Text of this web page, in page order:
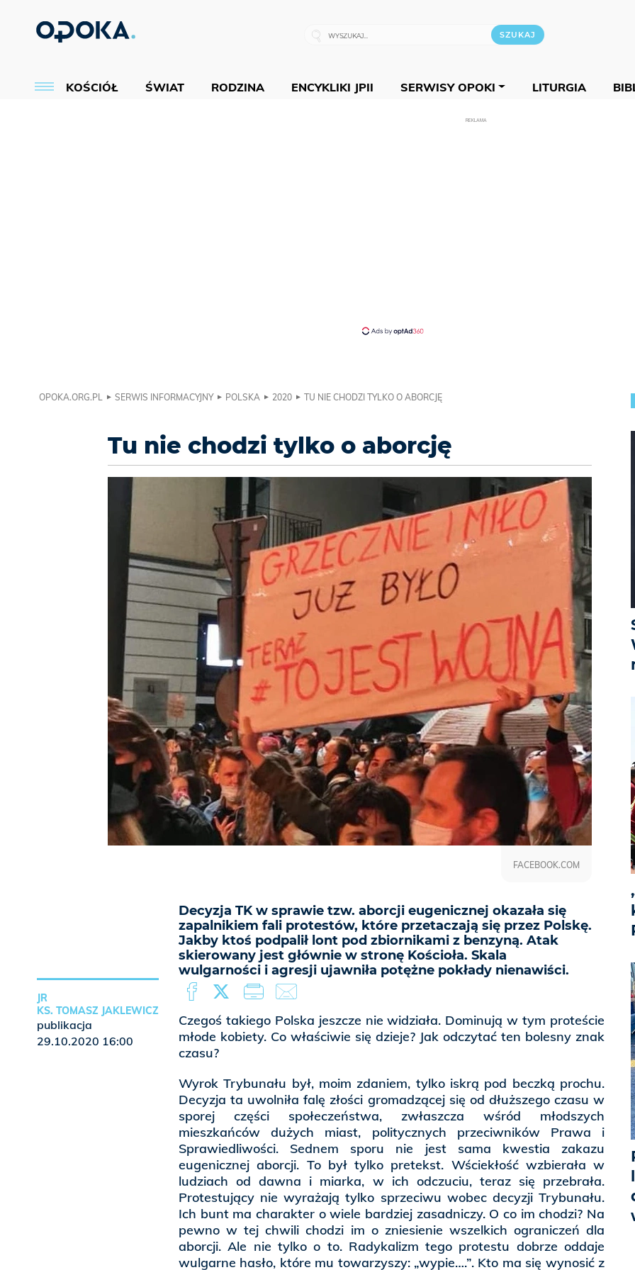
KOŚCIÓŁ ŚWIAT RODZINA ENCYKLIKI JPII SERWISY OPOKI LITURGIA
REKLAMA
OPOKA.ORG.PL SERWIS INFORMACYJNY POLSKA 2020 TU NIE CHODZI TYLKO O ABORCJĘ
Tu nie chodzi tylko o aborcję
Decyzja TK w sprawie tzw. aborcji eugenicznej okazała się
zapalnikiem fali protestów, które przetaczają się przez Polskę.
Jakby ktoś podpalił lont pod zbiornikami z benzyną. Atak
skierowany jest głównie w stronę Kościoła. Skala
wulgarności i agresji ujawniła potężne pokłady nienawiści.
FACEBOOK.COM
Czegoś takiego Polska jeszcze nie widziała. Dominują w tym proteście
młode kobiety. Co właściwie się dzieje? Jak odczytać ten bolesny znak
czasu?
Wyrok Trybunału był, moim zdaniem, tylko iskrą pod beczką prochu.
Decyzja ta uwolniła falę złości gromadzącej się od dłuższego czasu w
sporej części społeczeństwa, zwłaszcza wśród młodszych
mieszkańców dużych miast, politycznych przeciwników Prawa i
Sprawiedliwości. Sednem sporu nie jest sama kwestia zakazu
eugenicznej aborcji. To był tylko pretekst. Wściekłość wzbierała w
ludziach od dawna i miarka, w ich odczuciu, teraz się przebrała.
Protestujący nie wyrażają tylko sprzeciwu wobec decyzji Trybunału.
Ich bunt ma charakter o wiele bardziej zasadniczy. O co im chodzi? Na
pewno w tej chwili chodzi im o zniesienie wszelkich ograniczeń dla
aborcji. Ale nie tylko o to. Radykalizm tego protestu dobrze oddaje
wulgarne hasło, które mu towarzyszy: „wypie….”. Kto ma się wynosić z
JR
KS. TOMASZ JAKLEWICZ
publikacja
29.10.2020 16:00